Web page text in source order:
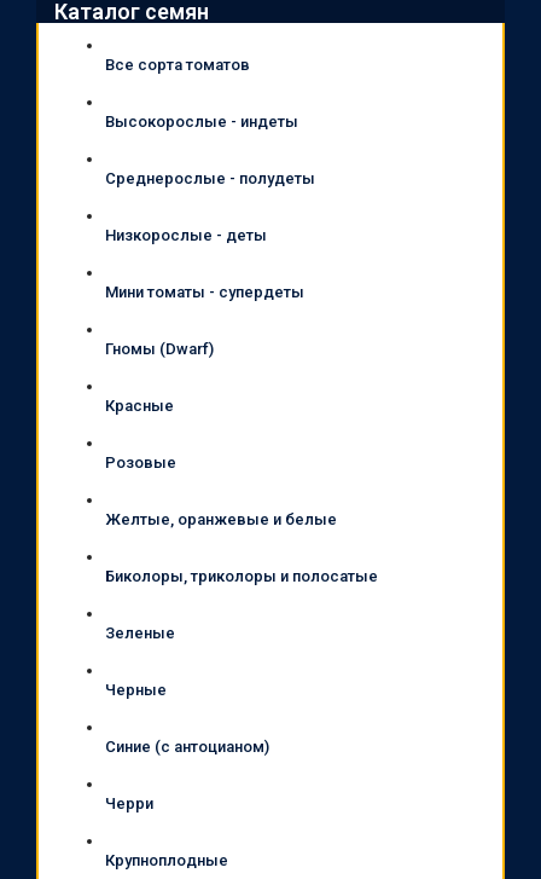
Каталог семян
Все сорта томатов
Высокорослые - индеты
Среднерослые - полудеты
Низкорослые - деты
Мини томаты - супердеты
Гномы (Dwarf)
Красные
Розовые
Желтые, оранжевые и белые
Биколоры, триколоры и полосатые
Зеленые
Черные
Синие (с антоцианом)
Черри
Крупноплодные